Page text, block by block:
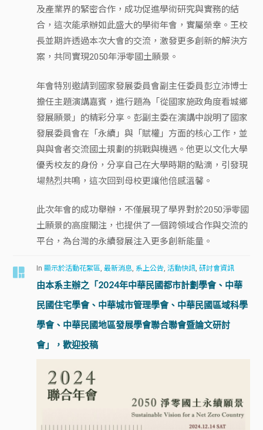
及產業界的緊密合作，成功促進學術研究與實務的結
合，這次能承辦如此盛大的學術年會，實屬榮幸。王校
長並期許透過本次大會的交流，激發更多創新的解決方
案，共同實現2050年淨零國土願景。
年會特別邀請到國家發展委員會副主任委員彭立沛博士
擔任主題演講嘉賓，進行題為「從國家施政角度看城鄉
發展願景」的精彩分享。彭副主委在演講中說明了國家
發展委員會在「永續」與「賦權」方面的核心工作，並
與與會者交流國土規劃的挑戰與機遇。他更以文化大學
優秀校友的身份，分享自己在大學時期的點滴，引發現
場熱烈共鳴，這次回到母校更讓他倍感溫馨。
此次年會的成功舉辦，不僅展現了學界對於2050淨零國
土願景的高度關注，也提供了一個跨領域合作與交流的
平台，為台灣的永續發展注入更多創新能量。
In顯示於活動花絮區,最新消息, 系上公告,活動快訊,研討會資訊
由本系主辦之「2024年中華民國都市計劃學會、中華
民國住宅學會、中華城市管理學會、中華民國區域科學
學會、中華民國地區發展學會聯合聯會暨論文研討
會」，歡迎投稿